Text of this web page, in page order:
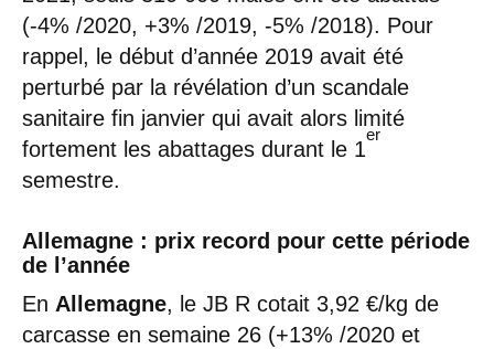
(-4% /2020, +3% /2019, -5% /2018). Pour
rappel, le début d’année 2019 avait été
perturbé par la révélation d’un scandale
sanitaire fin janvier qui avait alors limité
fortement les abattages durant le 1
er
semestre.
Allemagne : prix record pour cette période
de l’année
En Allemagne, le JB R cotait 3,92 €/kg de
carcasse en semaine 26 (+13% /2020 et